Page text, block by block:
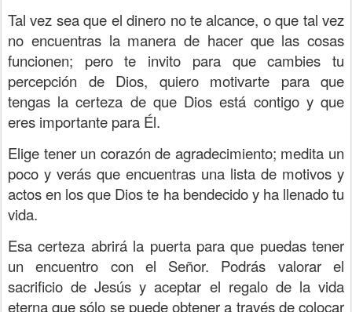
Tal vez sea que el dinero no te alcance, o que tal vez
no encuentras la manera de hacer que las cosas
funcionen; pero te invito para que cambies tu
percepción de Dios, quiero motivarte para que
tengas la certeza de que Dios está contigo y que
eres importante para Él.
Elige tener un corazón de agradecimiento; medita un
poco y verás que encuentras una lista de motivos y
actos en los que Dios te ha bendecido y ha llenado tu
vida.
Esa certeza abrirá la puerta para que puedas tener
un encuentro con el Señor. Podrás valorar el
sacrificio de Jesús y aceptar el regalo de la vida
eterna que sólo se puede obtener a través de colocar